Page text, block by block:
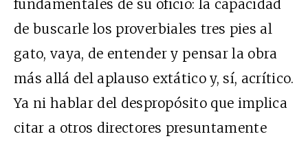
fundamentales de su oficio: la capacidad
de buscarle los proverbiales tres pies al
gato, vaya, de entender y pensar la obra
más allá del aplauso extático y, sí, acrítico.
Ya ni hablar del despropósito que implica
citar a otros directores presuntamente